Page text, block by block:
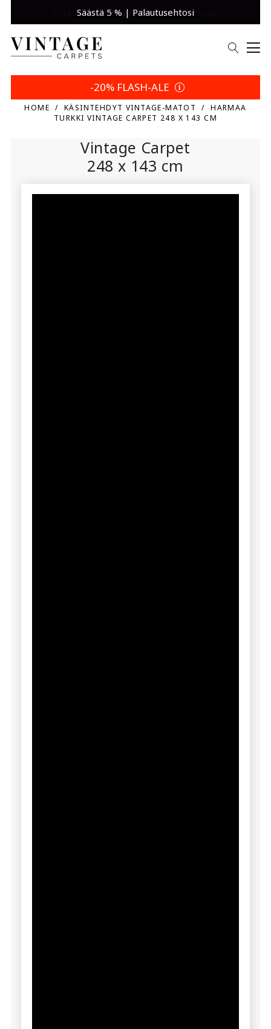
Säästä 5 % | Palautusehtosi
-20% FLASH-ALE
HOME KÄSINTEHDYT VINTAGE-MATOT
HARMAA
TURKKI VINTAGE CARPET 248 X 143 CM
Vintage Carpet
248 x 143 cm